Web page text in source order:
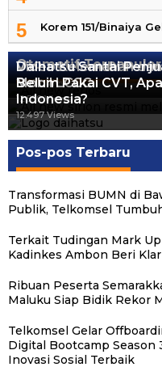
5 Korem 151/Binaiya
Otomotif Terpopuler
Video Kelemahan
13.422 Views
Daihatsu Santai
Mobil LCGC
12.559 Views
Belum Pakai CVT,
Indonesia?
12.497 Views
Pos-pos Terbaru
Transformasi BUMN di
Publik, Telkomsel
Terkait Tudingan Mark
Kadinkes Ambon Beri
Ribuan Peserta
Maluku Siap Bidik Rekor
Telkomsel Gelar
Digital Bootcamp Season
Inovasi Sosial Terbaik